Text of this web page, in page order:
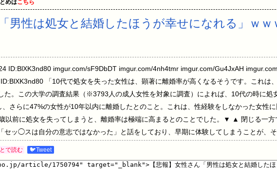
めはこちら
男性は処女と結婚したほうが幸せになれる」ｗｗ
ID:BlXK3nd80 imgur.com/sF9DbDT imgur.com/4nh4tmr imgur.com/Gu4JxAH
「10代で処女を失った女性は、顕著に離婚率が高くなるそうです。これは
た。この大学の調査結果（※3793人の成人女性を対象に調査）によれば、10代の時に処
さらに47%の女性が10年以内に離婚したとのこと。これは、性経験をしなかった女性
以前に処女を失ってしまうと、離婚率は極端に高まるとのことでした。▼ ▲ 閉じる一方
セッ◯スは自分の意志ではなかった」と話をしており、早期に体験してしまうことが、
わかりました。この研究をしたAnthony Paikさんは、「早期のセッ◯スが今後の人間関係
経験のあった女性では４倍、４人以上の性的経験のある女性では8.5倍,浮気をする危険
で読む 🐦Tweet